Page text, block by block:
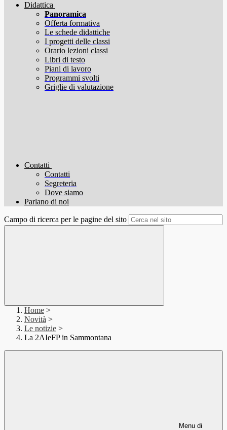
Didattica
Panoramica
Offerta formativa
Le schede didattiche
I progetti delle classi
Orario lezioni classi
Libri di testo
Piani di lavoro
Programmi svolti
Griglie di valutazione
Contatti
Contatti
Segreteria
Dove siamo
Parlano di noi
Campo di ricerca per le pagine del sito
Home >
Novità >
Le notizie >
La 2AIeFP in Sammontana
Menu di